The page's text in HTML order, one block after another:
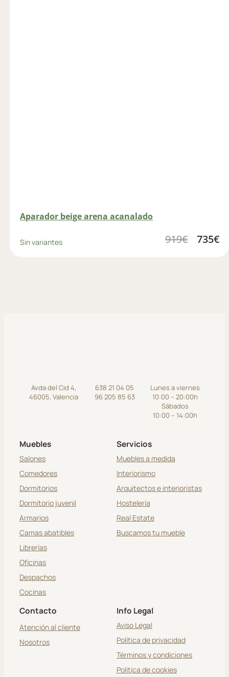
Aparador beige arena acanalado
Sin variantes 919€ 735€
Avda del Cid 4,
46005, Valencia
638 21 04 05
96 205 85 63
Lunes a viernes
10:00 – 20:00h
Sábados
10:00 – 14:00h
Muebles
Salones
Comedores
Dormitorios
Dormitorio juvenil
Armarios
Camas abatibles
Librerías
Oficinas
Despachos
Cocinas
Servicios
Muebles a medida
Interiorismo
Arquitectos e interioristas
Hostelería
Real Estate
Buscamos tu mueble
Contacto
Atención al cliente
Nosotros
Info Legal
Aviso Legal
Política de privacidad
Términos y condiciones
Politica de cookies